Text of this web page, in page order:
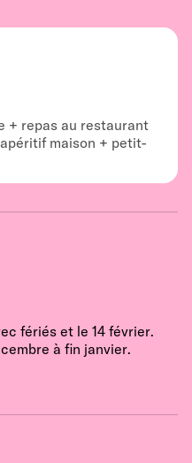
+ repas au restaurant
maison + petit-
fériés et le 14 février.
à fin janvier.